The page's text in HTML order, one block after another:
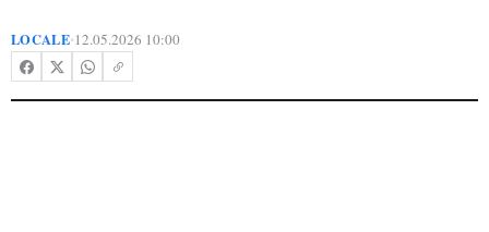
LOCALE•12.05.2026 10:00